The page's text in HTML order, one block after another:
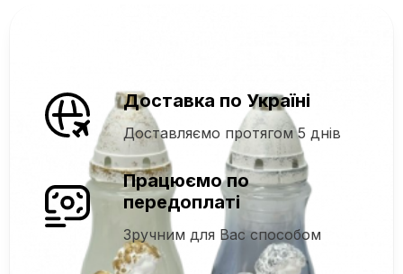
Доставка по Україні
Доставляємо протягом 5 днів
Працюємо по
передоплаті
Зручним для Вас способом